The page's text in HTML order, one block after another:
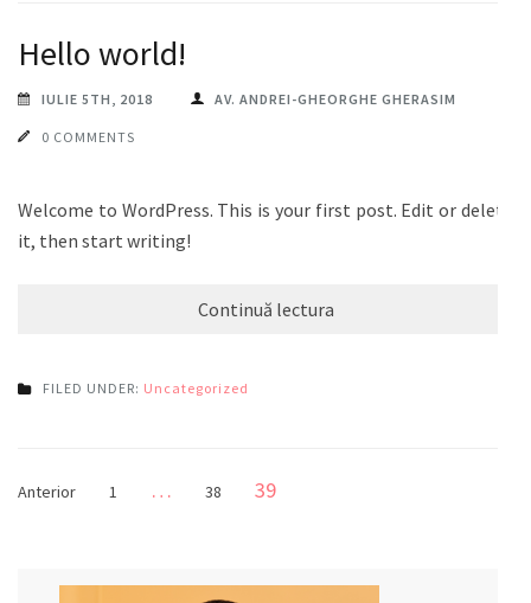
Hello world!
IULIE 5TH, 2018 AV. ANDREI-GHEORGHE GHERASIM
0 COMMENTS
Welcome to WordPress. This is your first post. Edit or delete
it, then start writing!
Continuă lectura
FILED UNDER: Uncategorized
Anterior Pagină
1 … Pagină
38 Pagină
39